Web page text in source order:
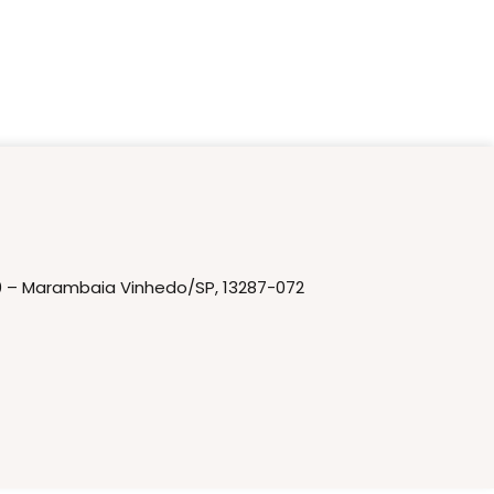
– Marambaia Vinhedo/SP, 13287-072